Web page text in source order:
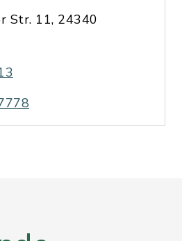
Str. 11, 24340